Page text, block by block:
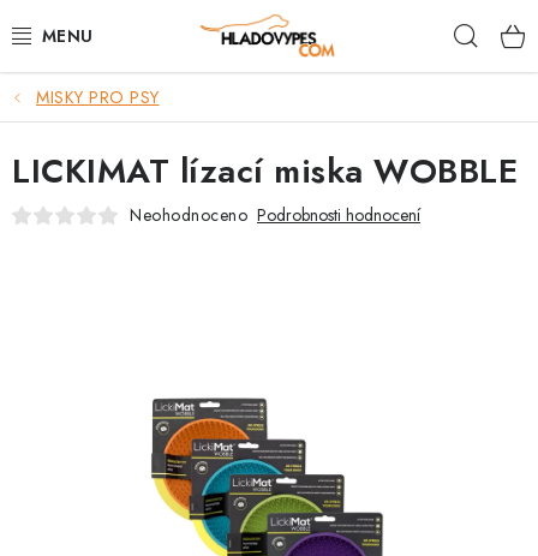
na
POTŘEBY PRO PSY
TAMI PŘEPRAVNÍ BOXY
SPORT SE PSEM
VĚRNOSTNÍ PROGRAM
MISKY PRO PSY
LICKIMAT lízací miska WOBBLE
Neohodnoceno Podrobnosti hodnocení